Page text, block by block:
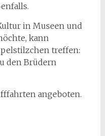
in Museen und
kann
treffen:
den Brüdern
angeboten.